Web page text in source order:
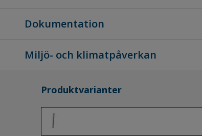
Dokumentation
Miljö- och klimatpåverkan
Produktvarianter